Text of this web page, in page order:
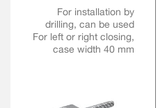
For installation by
drilling, can be used
For left or right closing,
case width 40 mm